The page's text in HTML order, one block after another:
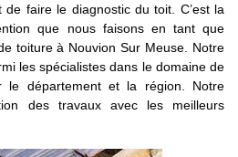
faire le diagnostic du toit. C’est la
que nous faisons en tant que
toiture à Nouvion Sur Meuse. Notre
les spécialistes dans le domaine de
le département et la région. Notre
des travaux avec les meilleurs